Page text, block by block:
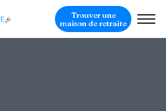
Trouver une
maison de retraite